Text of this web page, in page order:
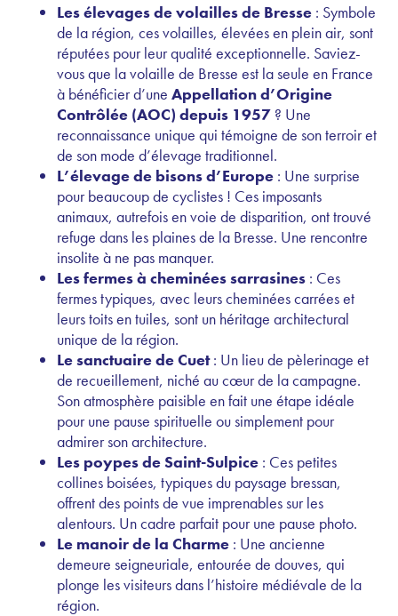
Les élevages de volailles de Bresse : Symbole
de la région, ces volailles, élevées en plein air, sont
réputées pour leur qualité exceptionnelle. Saviez-
vous que la volaille de Bresse est la seule en France
à bénéficier d’une Appellation d’Origine
Contrôlée (AOC) depuis 1957 ? Une
reconnaissance unique qui témoigne de son terroir et
de son mode d’élevage traditionnel.
L’élevage de bisons d’Europe : Une surprise
pour beaucoup de cyclistes ! Ces imposants
animaux, autrefois en voie de disparition, ont trouvé
refuge dans les plaines de la Bresse. Une rencontre
insolite à ne pas manquer.
Les fermes à cheminées sarrasines : Ces
fermes typiques, avec leurs cheminées carrées et
leurs toits en tuiles, sont un héritage architectural
unique de la région.
Le sanctuaire de Cuet: Un lieu de pèlerinage et
de recueillement, niché au cœur de la campagne.
Son atmosphère paisible en fait une étape idéale
pour une pause spirituelle ou simplement pour
admirer son architecture.
Les poypes de Saint-Sulpice : Ces petites
collines boisées, typiques du paysage bressan,
offrent des points de vue imprenables sur les
alentours. Un cadre parfait pour une pause photo.
Le manoir de la Charme : Une ancienne
demeure seigneuriale, entourée de douves, qui
plonge les visiteurs dans l’histoire médiévale de la
région.